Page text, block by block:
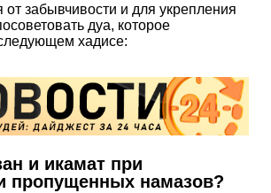
забывчивости и для укрепления
дуа, которое
хадисе:
и икамат при
пропущенных намазов?